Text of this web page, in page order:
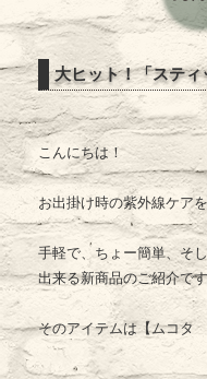
大ヒット！「スティ
こんにちは！
お出掛け時の紫外線ケア
手軽で、ちょー簡単、そ
出来る新商品のご紹介で
そのアイテムは【ムコタ